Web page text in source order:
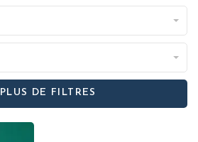
PLUS DE FILTRES